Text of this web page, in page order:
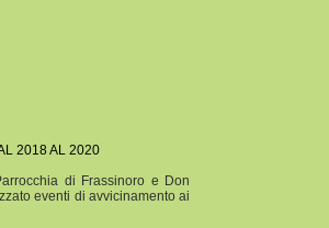
2018 AL 2020
di Frassinoro e Don
eventi di avvicinamento ai